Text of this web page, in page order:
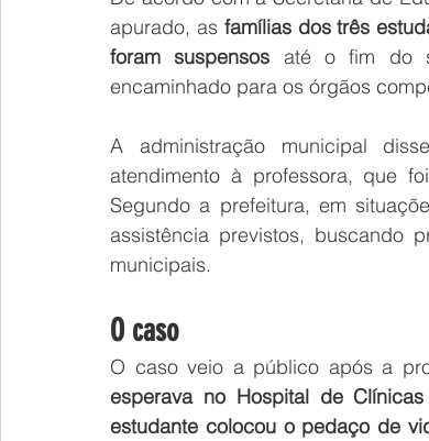
apurado, as famílias dos três
foram suspensos até o fim do
encaminhado para os órgãos
A administração municipal
atendimento à professora, que
Segundo a prefeitura, em
assistência previstos, buscando
municipais.
O caso
O caso veio a público após a
esperava no Hospital de
estudante colocou o pedaço de